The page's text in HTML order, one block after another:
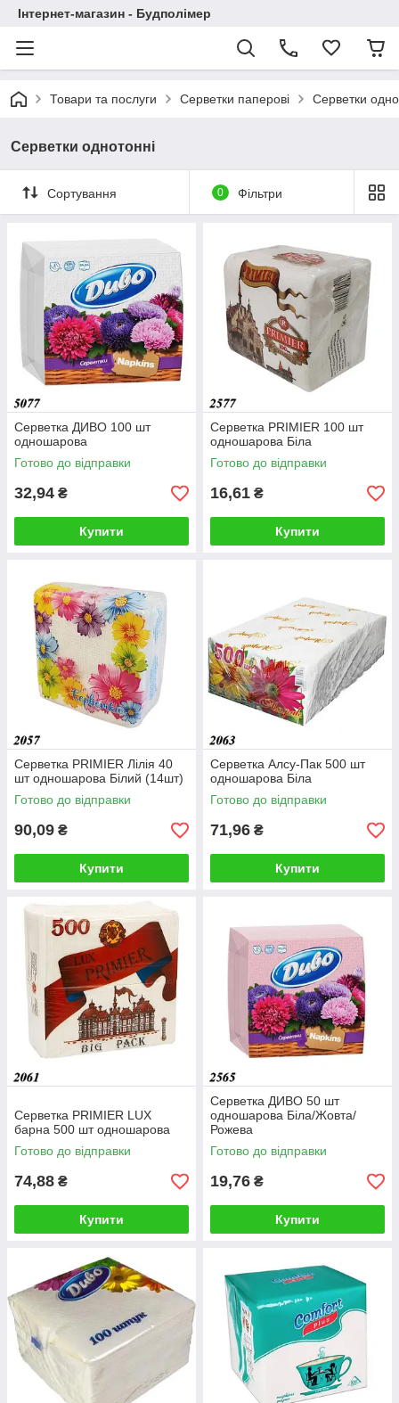
Інтернет-магазин - Будполімер
Товари та послуги Серветки паперові Серветки
Серветки однотонні
Сортування 0 Фільтри
Серветка ДИВО 100 шт
одношарова
Готово до відправки
32,94 ₴
Купити
Серветка PRIMIER 100 шт
одношарова Біла
Готово до відправки
16,61 ₴
Купити
Серветка PRIMIER Лілія 40
шт одношарова Білий (14шт)
Готово до відправки
90,09 ₴
Купити
Серветка Алсу-Пак 500 шт
одношарова Біла
Готово до відправки
71,96 ₴
Купити
Серветка PRIMIER LUX
барна 500 шт одношарова
Готово до відправки
74,88 ₴
Купити
Серветка ДИВО 50 шт
одношарова Біла/Жовта/
Рожева
Готово до відправки
19,76 ₴
Купити